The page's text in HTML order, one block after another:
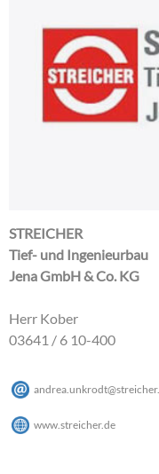
STREICHER
Tief- und Ingenieurbau
Jena GmbH & Co. KG
Herr Kober
03641 / 6 10-400
andrea.unkrodt@streicher.
www.streicher.de